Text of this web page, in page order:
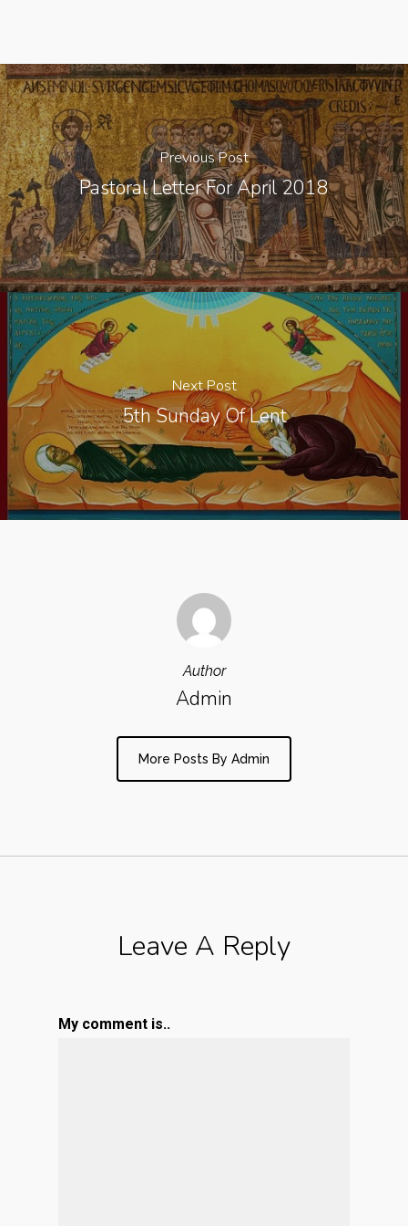
Previous Post
Pastoral Letter For April 2018
Next Post
5th Sunday Of Lent
Author
Admin
More Posts By Admin
Leave A Reply
My comment is..